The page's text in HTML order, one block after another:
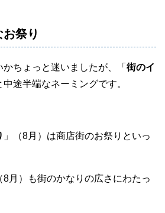
祭り
ちょっと迷いましたが、「 街のイ
中途半端なネーミングです。
」（8月）は商店街のお祭りといっ
8月）も街のかなりの広さにわたっ